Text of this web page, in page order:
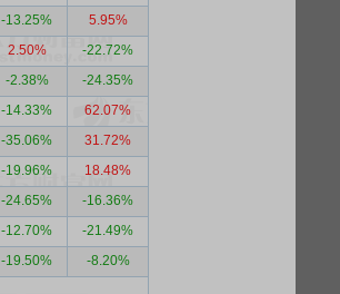
-13.25%
5.95%
2.50%
-22.72%
-2.38%
-24.35%
-14.33%
62.07%
-35.06%
31.72%
-19.96%
18.48%
-24.65%
-16.36%
-12.70%
-21.49%
-19.50% -8.20%